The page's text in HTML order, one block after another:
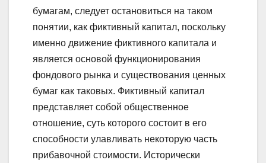
бумагам, следует остановиться на таком
понятии, как фиктивный капитал, поскольку
именно движение фиктивного капитала и
является основой функционирования
фондового рынка и существования ценных
бумаг как таковых. Фиктивный капитал
представляет собой общественное
отношение, суть которого состоит в его
способности улавливать некоторую часть
прибавочной стоимости. Исторически